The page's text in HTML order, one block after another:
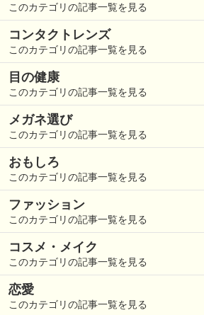
このカテゴリの記事一覧を見る
コンタクトレンズ
このカテゴリの記事一覧を見る
目の健康
このカテゴリの記事一覧を見る
メガネ選び
このカテゴリの記事一覧を見る
おもしろ
このカテゴリの記事一覧を見る
ファッション
このカテゴリの記事一覧を見る
コスメ・メイク
このカテゴリの記事一覧を見る
恋愛
このカテゴリの記事一覧を見る